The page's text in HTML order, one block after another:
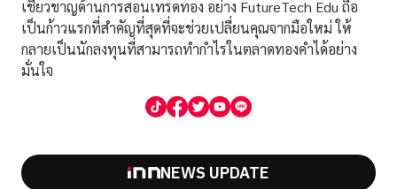
เชี่ยวชาญด้านการสอนเทรดทอง อย่าง FutureTech Edu ถือ
เป็นก้าวแรกที่สำคัญที่สุดที่จะช่วยเปลี่ยนคุณจากมือใหม่ ให้
กลายเป็นนักลงทุนที่สามารถทำกำไรในตลาดทองคำได้อย่าง
มั่นใจ
NEWS UPDATE